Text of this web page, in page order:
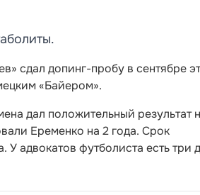
сдал допинг-пробу в сентябре
«Байером».
дал положительный результат
Еременко на 2 года. Срок
У адвокатов футболиста есть три